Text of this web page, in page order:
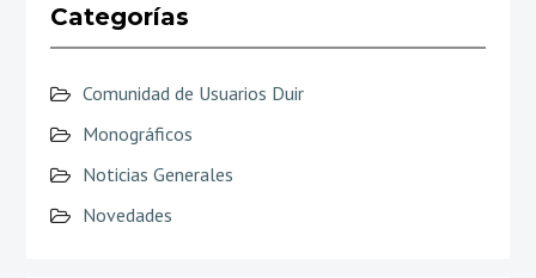
Categorías
Comunidad de Usuarios Duir
Monográficos
Noticias Generales
Novedades